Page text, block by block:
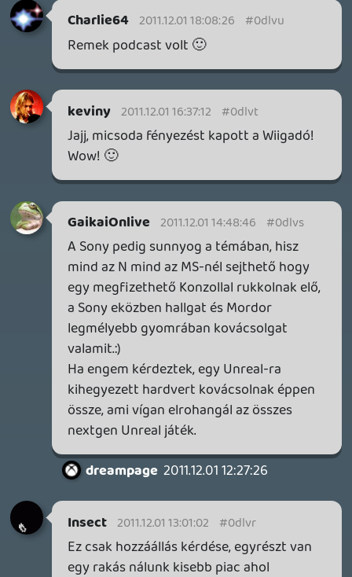
egy picit is a "törődést" az anyanyelvem
felé.
Paragon 2011.12.01 07:28:35 #0dlvj
OFF:
Azért szerintem nem kell lesajnálni az
modelljei kb. fele összegért kínálják
majdnem ugyanazt a felhasználói élményt,
mint az iOS eszközök, adott esetben még
dizájnosabb formában, köszönhetően a
komoly gyártói támogatásnak. Úgyhogy
amennyiben az Apple földbe kívánja
mindenek előtt ezt kell szem előtt tartania.
shearer 2011.12.01 02:31:23
Klassz volt a podcast, mindig jó ha iparági
szereplőket hívtok el. Timinek meg külön
örültem. Ha emlékezetem nem csal, akkor
én voltam az újságíró, aki utána hétfőn
lenyúlta tőle a Skyward Sword-öt... 🙂
rehynn4 2011.12.01 01:39:46 #0dlvh
Jaja, sajnos más módon nem is elérhető.
Aky 2011.12.01 00:17:44
Rusti 2011.12.01 01:08:00 #0dlvg